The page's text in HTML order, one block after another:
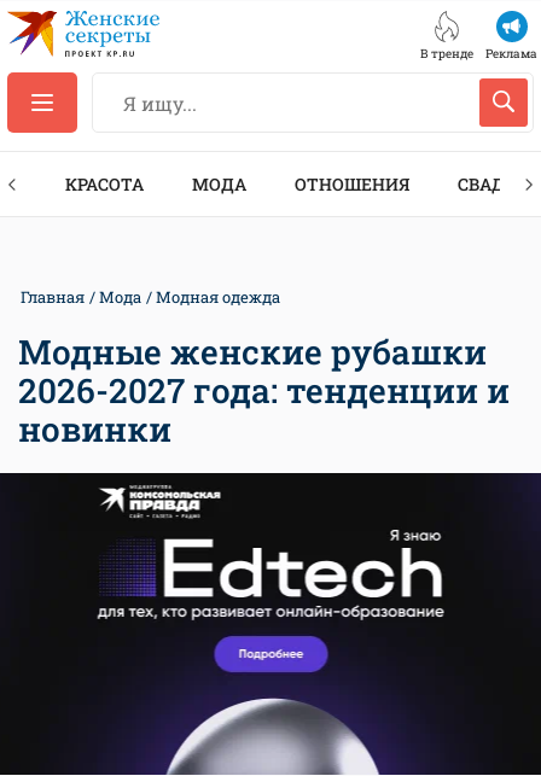
В тренде Реклама
КРАСОТА МОДА ОТНОШЕНИЯ СВАДЬБА
Главная Мода Модная одежда
Модные женские рубашки
2026-2027 года: тенденции и
новинки